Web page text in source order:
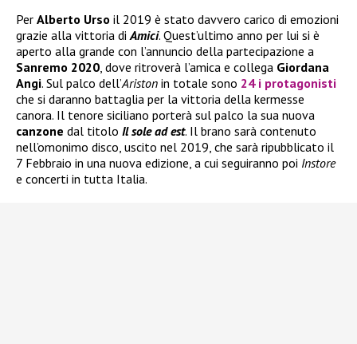
Per Alberto Urso il 2019 è stato davvero carico di emozioni
grazie alla vittoria diAmici. Quest’ultimo anno per lui si è
aperto alla grande con l’annuncio della partecipazione a
Sanremo 2020, dove ritroverà l’amica e collega Giordana
Angi. Sul palco dell’Ariston in totale sono 24 i protagonisti
che si daranno battaglia per la vittoria della kermesse
canora. Il tenore siciliano porterà sul palco la sua nuova
canzone dal titolo Il sole ad est. Il brano sarà contenuto
nell’omonimo disco, uscito nel 2019, che sarà ripubblicato il
7 Febbraio in una nuova edizione, a cui seguiranno poi Instore
e concerti in tutta Italia.